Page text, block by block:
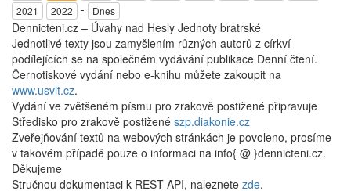
2021
2022 - Dnes
Dennicteni.cz – Úvahy nad Hesly Jednoty bratrské
Jednotlivé texty jsou zamyšlením různých autorů z církví
podílejících se na společném vydávání publikace Denní čtení.
Černotiskové vydání nebo e-knihu můžete zakoupit na
www.usvit.cz.
Vydání ve zvětšeném písmu pro zrakově postižené připravuje
Středisko pro zrakově postižené szp.diakonie.cz
Zveřejňování textů na webových stránkách je povoleno, prosíme
v takovém případě pouze o informaci na info{ @ }dennicteni.cz.
Děkujeme
Stručnou dokumentaci k REST API, naleznete zde.